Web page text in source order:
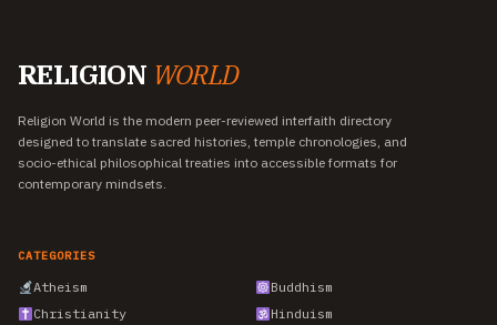
RELIGION WORLD
Religion World is the modern peer-reviewed interfaith directory
designed to translate sacred histories, temple chronologies, and
socio-ethical philosophical treaties into accessible formats for
contemporary mindsets.
CATEGORIES
Atheism
Buddhism
Christianity
Hinduism